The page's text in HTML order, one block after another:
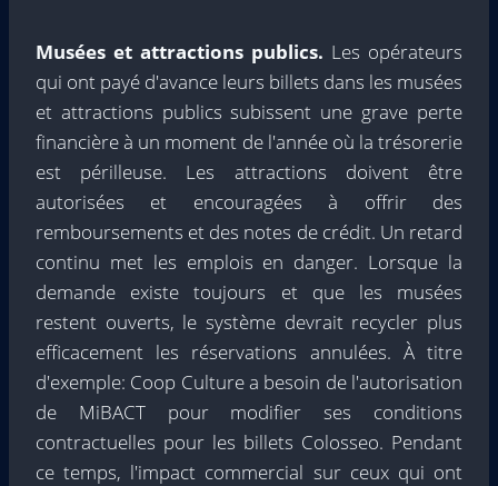
Musées et attractions publics. Les opérateurs
qui ont payé d'avance leurs billets dans les musées
et attractions publics subissent une grave perte
financière à un moment de l'année où la trésorerie
est périlleuse. Les attractions doivent être
autorisées et encouragées à offrir des
remboursements et des notes de crédit. Un retard
continu met les emplois en danger. Lorsque la
demande existe toujours et que les musées
restent ouverts, le système devrait recycler plus
efficacement les réservations annulées. À titre
d'exemple: Coop Culture a besoin de l'autorisation
de MiBACT pour modifier ses conditions
contractuelles pour les billets Colosseo. Pendant
ce temps, l'impact commercial sur ceux qui ont